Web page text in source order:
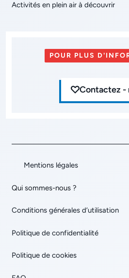
Activités en plein air à découvrir
POUR PLUS
Contactez -
Mentions légales
Qui sommes-nous ?
Conditions générales d’utilisation
Politique de confidentialité
Politique de cookies